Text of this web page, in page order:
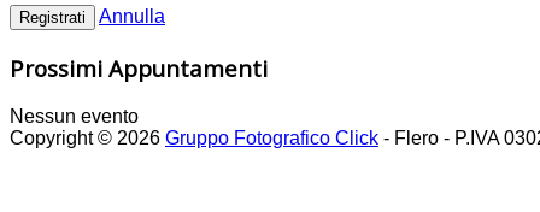
Registrati Annulla
Prossimi Appuntamenti
Nessun evento
Copyright © 2026 Gruppo Fotografico Click - Flero - P.IVA